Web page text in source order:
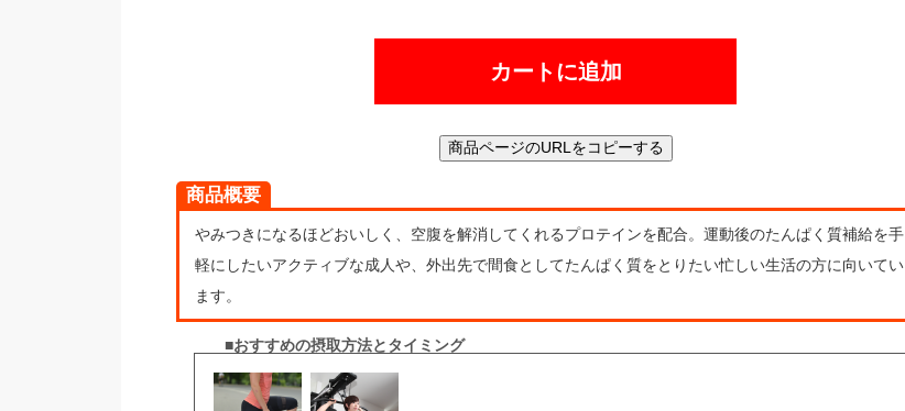
カートに追加
商品ページのURLをコピーする
商品概要
やみつきになるほどおいしく、空腹を解消してくれるプロテインを配合。運動後のたんぱく質補給を手
軽にしたいアクティブな成人や、外出先で間食としてたんぱく質をとりたい忙しい生活の方に向いてい
ます。
■おすすめの摂取方法とタイミング